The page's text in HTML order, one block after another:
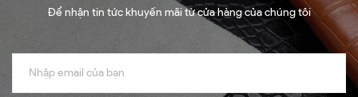
Để nhận tin tức khuyến mãi từ cửa hàng của chúng tôi